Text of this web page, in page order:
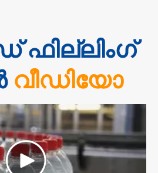
ഫില്ലിംഗ്
വീഡിയോ